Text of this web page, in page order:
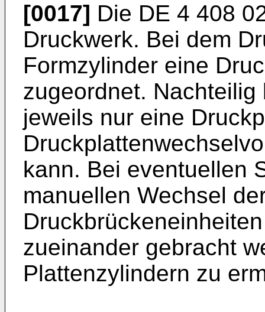
[0017] Die DE 4 408
Druckwerk. Bei dem
Formzylinder eine
zugeordnet.
jeweils nur eine
kann. Bei eventuellen
manuellen Wechsel
zueinander gebracht
Plattenzylindern zu